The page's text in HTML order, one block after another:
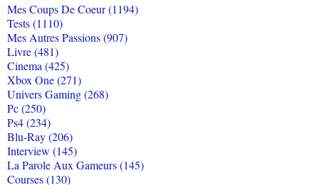
Mes Coups De Coeur (1194)
Tests (1110)
Mes Autres Passions (907)
Livre (481)
Cinema (425)
Xbox One (271)
Univers Gaming (268)
Pc (250)
Ps4 (234)
Blu-Ray (206)
Interview (145)
La Parole Aux Gameurs (145)
Courses (130)